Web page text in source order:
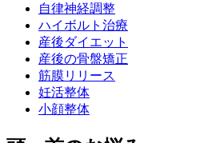
自律神経調整
ハイボルト治療
産後ダイエット
産後の骨盤矯正
筋膜リリース
妊活整体
小顔整体